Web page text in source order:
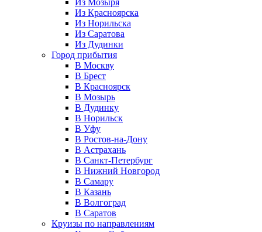
Из Мозыря
Из Красноярска
Из Норильска
Из Саратова
Из Дудинки
Город прибытия
В Москву
В Брест
В Красноярск
В Мозырь
В Дудинку
В Норильск
В Уфу
В Ростов-на-Дону
В Астрахань
В Санкт-Петербург
В Нижний Новгород
В Самару
В Казань
В Волгоград
В Саратов
Круизы по направлениям